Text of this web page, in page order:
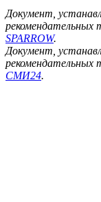
Документ,
рекомендательных
SPARROW.
Документ,
рекомендательных
СМИ24.